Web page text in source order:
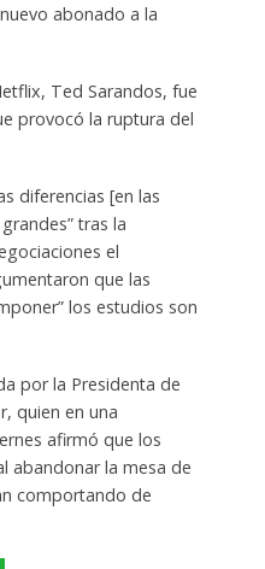
abonado a la
Ted Sarandos, fue
provocó la ruptura del
diferencias [en las
tras la
el
que las
los estudios son
por la Presidenta de
quien en una
afirmó que los
abandonar la mesa de
comportando de